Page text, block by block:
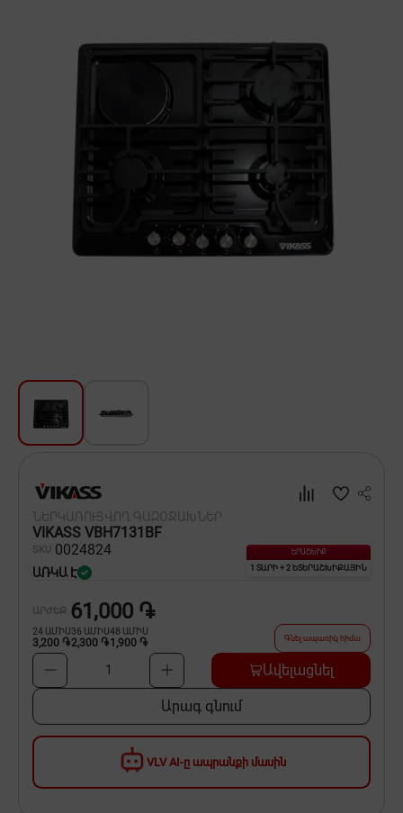
Գեղեցկություն և խնամք
Ավտոմեքենաների աուդիոտեխնիկա
Գործիքներ
Սանկերամիկա
Սպասք
Ինքնագնացներ և ինքնագլորներ
VLV AI-ը ապրանքի մասին
ՆԵՐԿԱՌՈՒՑՎՈՂ ԳԱԶՕՋԱԽՆԵՐ
VIKASS VBH7131BF
SKU 0024824
ԱՌԿԱ Է
ԵՐԱՇԽԻՔ
1 ՏԱՐԻ + 2 ԵՏԵՐԱՇԽԻՔԱՅԻՆ
ԱՐԺԵՔ 61,000 ֏
24 ԱՄԻՍ
3,200 ֏
36 ԱՄԻՍ
2,300 ֏
48 ԱՄԻՍ
1,900 ֏ Գնել ապառիկ հիմա
1 Ավելացնել
Արագ գնում